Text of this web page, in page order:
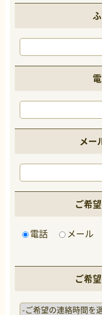
メー
ご希
電話 メール
ご希